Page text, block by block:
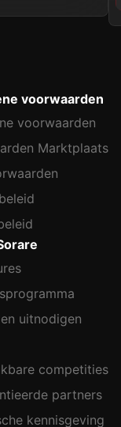
voorwaarden
voorwaarden
Marktplaats
uitnodigen
competities
partners
kennisgeving